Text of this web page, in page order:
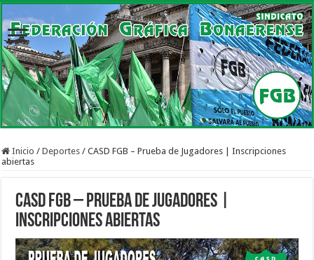
Inicio / Deportes / CASD FGB – Prueba de Jugadores | Inscripciones
abiertas
CASD FGB – Prueba de Jugadores |
Inscripciones abiertas